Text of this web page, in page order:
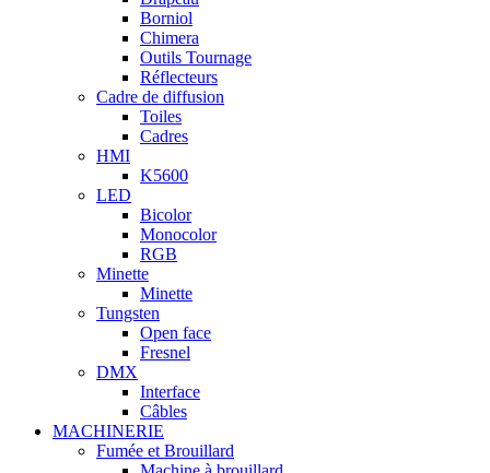
Borniol
Chimera
Outils Tournage
Réflecteurs
Cadre de diffusion
Toiles
Cadres
HMI
K5600
LED
Bicolor
Monocolor
RGB
Minette
Minette
Tungsten
Open face
Fresnel
DMX
Interface
Câbles
MACHINERIE
Fumée et Brouillard